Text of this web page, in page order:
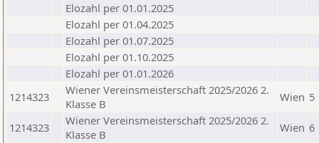
Elozahl per 01.01.2025
Elozahl per 01.04.2025
Elozahl per 01.07.2025
Elozahl per 01.10.2025
Elozahl per 01.01.2026
1214323
Wiener Vereinsmeisterschaft 2025/2026 2.
Klasse B
Wien 5
1214323
Wiener Vereinsmeisterschaft 2025/2026 2.
Klasse B
Wien 6